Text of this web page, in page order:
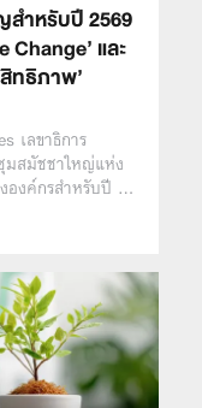
สำหรับปี 2569
Change’ และ
ทธิภาพ’
เลขาธิการ
มสมัชชาใหญ่แห่ง
องค์กรสำหรับปี …